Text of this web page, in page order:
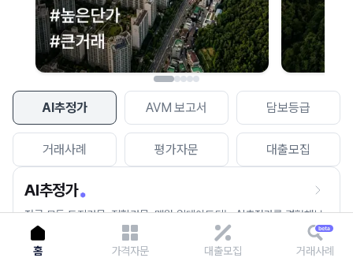
AI추정가 AVM 보고서 담보등급
거래사례 평가자문 대출모집
AI추정가
전국 모든 토지건물, 집합건물, 매월 업데이트되는 AI추정가를 경험해보
세요.
홈 가격자문 대출모집 거래사례